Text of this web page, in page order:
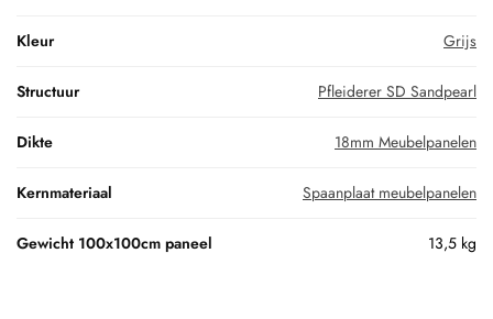
Kleur Grijs
Structuur Pfleiderer SD Sandpearl
Dikte 18mm Meubelpanelen
Kernmateriaal Spaanplaat meubelpanelen
Gewicht 100x100cm paneel 13,5 kg